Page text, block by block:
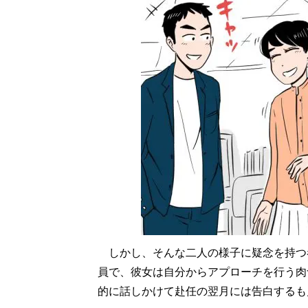
しかし、そんな二人の様子に疑念を持
員で、彼女は自分からアプローチを行う
的に話しかけて赴任の翌月には告白する